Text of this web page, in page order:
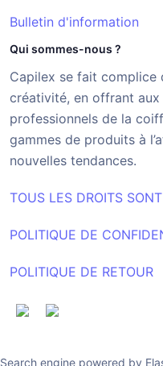
Bulletin d'information
Qui sommes-nous ?
Capilex se fait complice
créativité, en offrant aux
professionnels de la
gammes de produits à
nouvelles tendances.
TOUS LES DROITS
POLITIQUE DE
POLITIQUE DE RETOUR
Search engine powered by